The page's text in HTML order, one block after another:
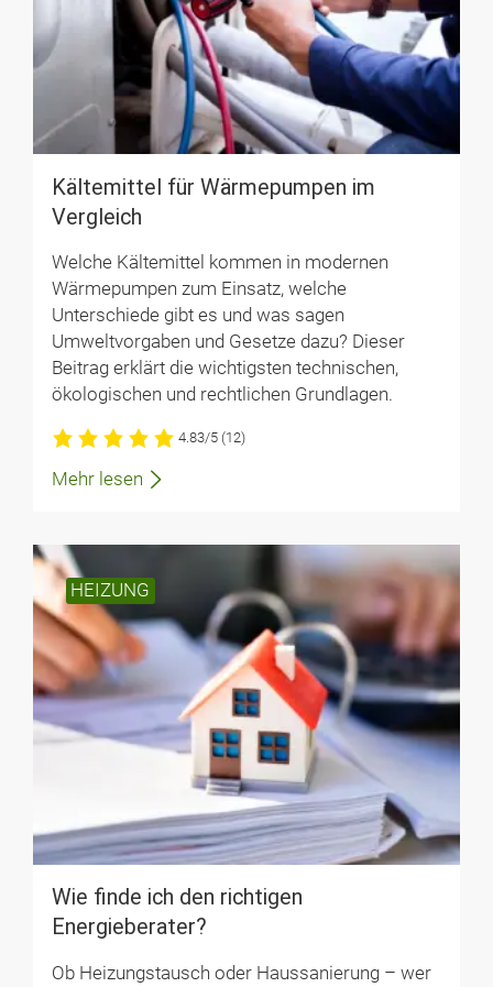
Kältemittel für Wärmepumpen im
Vergleich
Welche Kältemittel kommen in modernen
Wärmepumpen zum Einsatz, welche
Unterschiede gibt es und was sagen
Umweltvorgaben und Gesetze dazu? Dieser
Beitrag erklärt die wichtigsten technischen,
ökologischen und rechtlichen Grundlagen.
4.83/5 (12)
Mehr lesen
HEIZUNG
Wie finde ich den richtigen
Energieberater?
Ob Heizungstausch oder Haussanierung – wer